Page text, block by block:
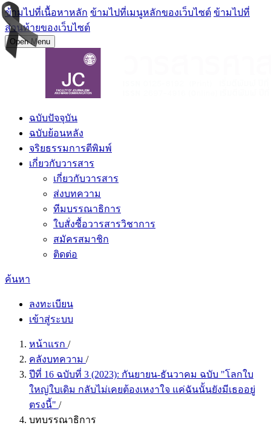
ข้ามไปที่เนื้อหาหลัก ข้ามไปที่เมนูหลักของเว็บไซต์ ข้ามไปที่
ส่วนท้ายของเว็บไซต์
Open Menu
ฉบับปัจจุบัน
ฉบับย้อนหลัง
จริยธรรมการตีพิมพ์
เกี่ยวกับวารสาร
เกี่ยวกับวารสาร
ส่งบทความ
ทีมบรรณาธิการ
ใบสั่งซื้อวารสารวิชาการ
สมัครสมาชิก
ติดต่อ
ค้นหา
ลงทะเบียน
เข้าสู่ระบบ
หน้าแรก /
คลังบทความ /
ปีที่ 16 ฉบับที่ 3 (2023): กันยายน-ธันวาคม ฉบับ "โลกใบ
ใหญ่ใบเดิม กลับไม่เคยต้องเหงาใจ แค่ฉันนั้นยังมีเธออยู่
ตรงนี้" /
บทบรรณาธิการ